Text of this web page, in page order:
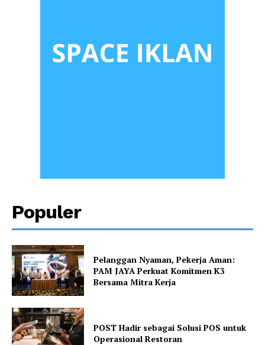
Populer
Pelanggan Nyaman, Pekerja Aman:
PAM JAYA Perkuat Komitmen K3
Bersama Mitra Kerja
POST Hadir sebagai Solusi POS untuk
Operasional Restoran